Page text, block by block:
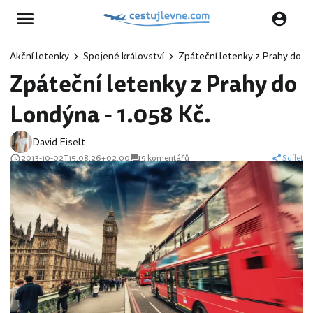
Akční letenky Spojené království Zpáteční letenky z Prahy do
Zpáteční letenky z Prahy do
Londýna - 1.058 Kč.
David Eiselt
2013-10-02T15:08:26+02:00 9 komentářů Sdílet